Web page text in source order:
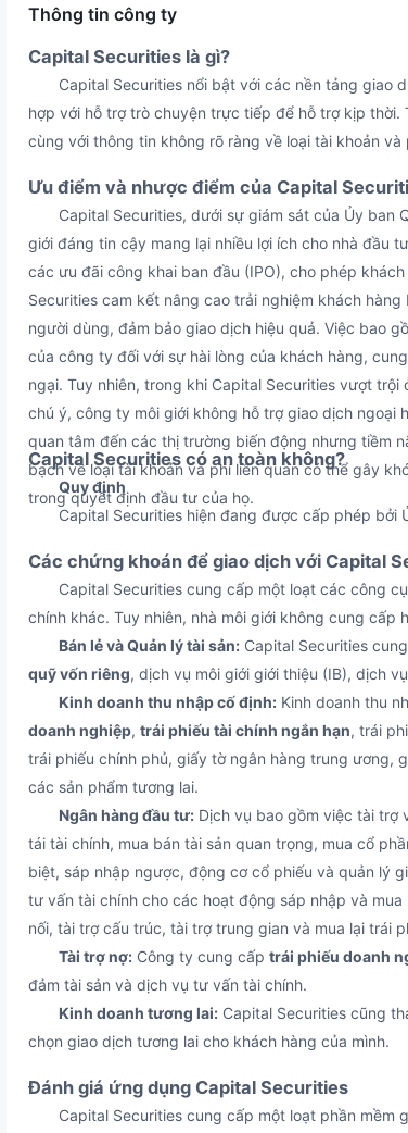
Thông tin công ty
Capital Securities là gì?
Capital Securities nổi bật với các nền tảng giao
hợp với hỗ trợ trò chuyện trực tiếp để hỗ trợ kịp
cùng với thông tin không rõ ràng về loại tài khoản
Ưu điểm và nhược điểm của Capital
Capital Securities, dưới sự giám sát của Ủy ban
giới đáng tin cậy mang lại nhiều lợi ích cho nhà đầu
các ưu đãi công khai ban đầu (IPO), cho phép
Securities cam kết nâng cao trải nghiệm khách
người dùng, đảm bảo giao dịch hiệu quả. Việc bao
của công ty đối với sự hài lòng của khách hàng,
ngại. Tuy nhiên, trong khi Capital Securities vượt
chú ý, công ty môi giới không hỗ trợ giao dịch ngoại
quan tâm đến các thị trường biến động nhưng tiềm
bạch về loại tài khoản và phí liên quan có thể gây
trong quyết định đầu tư của họ.
Capital Securities có an toàn không?
Quy định
Capital Securities hiện đang được cấp phép bởi
Các chứng khoán để giao dịch với Capital
Capital Securities cung cấp một loạt các công cụ
chính khác. Tuy nhiên, nhà môi giới không cung cấp
Bán lẻ và Quản lý tài sản: Capital Securities
quỹ vốn riêng, dịch vụ môi giới giới thiệu (IB), dịch
Kinh doanh thu nhập cố định: Kinh doanh thu
doanh nghiệp, trái phiếu tài chính ngắn hạn, trái
trái phiếu chính phủ, giấy tờ ngân hàng trung ương,
các sản phẩm tương lai.
Ngân hàng đầu tư: Dịch vụ bao gồm việc tài trợ
tái tài chính, mua bán tài sản quan trọng, mua cổ
biệt, sáp nhập ngược, động cơ cổ phiếu và quản lý
tư vấn tài chính cho các hoạt động sáp nhập và
nối, tài trợ cấu trúc, tài trợ trung gian và mua lại trái
Tài trợ nợ: Công ty cung cấp trái phiếu doanh
đảm tài sản và dịch vụ tư vấn tài chính.
Kinh doanh tương lai: Capital Securities cũng
chọn giao dịch tương lai cho khách hàng của mình.
Đánh giá ứng dụng Capital Securities
Capital Securities cung cấp một loạt phần mềm